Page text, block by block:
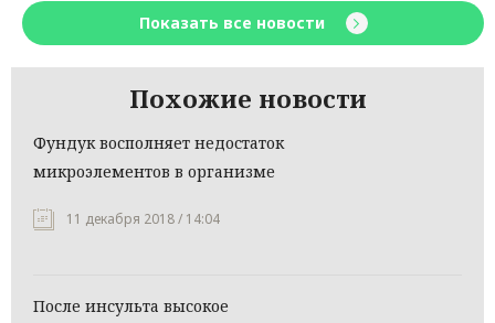
Показать все новости
Похожие новости
Фундук восполняет недостаток
микроэлементов в организме
11 декабря 2018 / 14:04
После инсульта высокое